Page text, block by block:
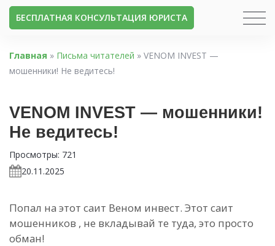
БЕСПЛАТНАЯ КОНСУЛЬТАЦИЯ ЮРИСТА
Главная » Письма читателей » VENOM INVEST —
мошенники! Не ведитесь!
VENOM INVEST — мошенники!
Не ведитесь!
Просмотры: 721
20.11.2025
Попал на этот саит Веном инвест. Этот саит
мошенников , не вкладывай те туда, это просто
обман!